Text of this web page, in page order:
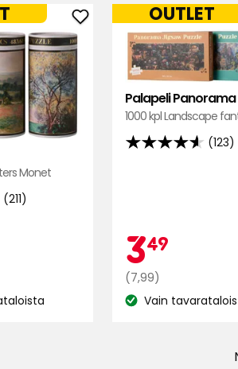
Monet
(211)
Lisää
Palapeli
suosikkeihin
Palapeli Panorama
1000 kpl Landscape
(123)
4.6
perusteella
349
€
Normaali
hinta
7,99
(7,99)
OUTLET
KatsoVain